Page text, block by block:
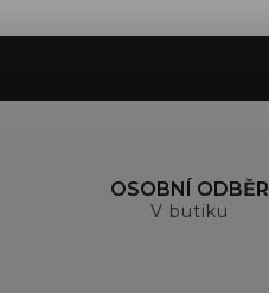
OSOBNÍ ODBĚR
V butiku